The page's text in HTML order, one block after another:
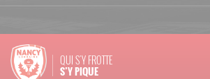
QUI S'Y FROTTE
S’Y PIQUE